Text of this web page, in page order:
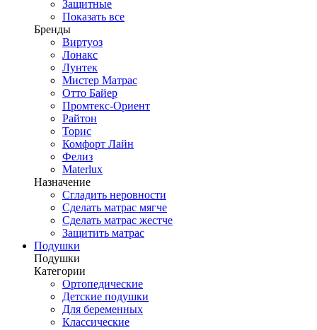
Защитные
Показать все
Бренды
Виртуоз
Лонакс
Лунтек
Мистер Матрас
Отто Байер
Промтекс-Ориент
Райтон
Торис
Комфорт Лайн
Фелиз
Materlux
Назначение
Сгладить неровности
Сделать матрас мягче
Сделать матрас жестче
Защитить матрас
Подушки
Подушки
Категории
Ортопедические
Детские подушки
Для беременных
Классические